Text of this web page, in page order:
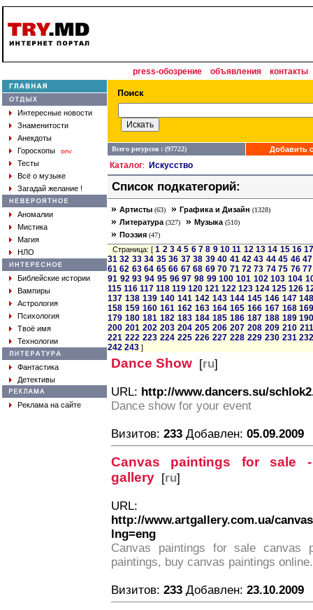
press-обозрение объявления контакты
Интересные новости
Знаменитости
Анекдоты
Гороскопы
new
Тесты
Всё о музыке
Загадай желание !
Аномалии
Мистика
Магия
НЛО
Библейские истории
Вампиры
Астрология
Психология
Твоё имя
Технологии
Фантастика
Детективы
Реклама на сайте
Всего ресурсов : (97722) Добавить
Каталог: Искусство
Список подкатегорий:
» Артисты (63) » Графика и Дизайн (1328)
» Литература (327) » Музыка (510)
» Поэзия (47)
Страница: [1 2 3 4 5 6 7 8 9 10 11 12 13 14 15 16
31 32 33 34 35 36 37 38 39 40 41 42 43 44 45 46 47
61 62 63 64 65 66 67 68 69 70 71 72 73 74 75 76 77
91 92 93 94 95 96 97 98 99 100 101 102 103 104
115 116 117 118 119 120 121 122 123 124 125 126
137 138 139 140 141 142 143 144 145 146 147
158 159 160 161 162 163 164 165 166 167 168
179 180 181 182 183 184 185 186 187 188 189
200 201 202 203 204 205 206 207 208 209 210 211
221 222 223 224 225 226 227 228 229 230 231
242 243 ]
Dance Show [ru]
URL: http://www.dancers.su/
Dance show for your event
Визитов: 233 Добавлен: 05.09.2009
Canvas paintings for sale
gallery [ru]
URL:
http://www.artgallery.com.ua/
lng=eng
Canvas paintings for sale canvas
paintings, buy canvas paintings online.
Визитов: 233 Добавлен: 23.10.2009